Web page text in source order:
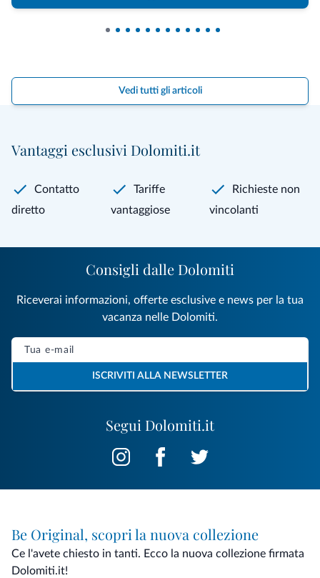
Vedi tutti gli articoli
Vantaggi esclusivi Dolomiti.it
Contatto
diretto
Tariffe
vantaggiose
Richieste non
vincolanti
Segui Dolomiti.it
Consigli dalle Dolomiti
Riceverai informazioni, offerte esclusive e news per la tua
vacanza nelle Dolomiti.
ISCRIVITI ALLA NEWSLETTER
Be Original, scopri la nuova collezione
Ce l'avete chiesto in tanti. Ecco la nuova collezione firmata
Dolomiti.it!